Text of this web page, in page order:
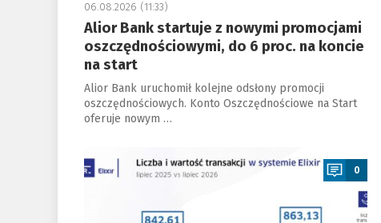
06.08.2026 (11:33)
Alior Bank startuje z nowymi promocjami
oszczędnościowymi, do 6 proc. na koncie
na start
Alior Bank uruchomił kolejne odsłony promocji
oszczędnościowych. Konto Oszczędnościowe na Start
oferuje nowym …
0